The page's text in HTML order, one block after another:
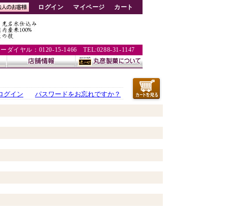
ログイン マイページ カート
ダイヤル：0120-15-1466 TEL:0288-31-1147
グイン パスワードをお忘れですか？